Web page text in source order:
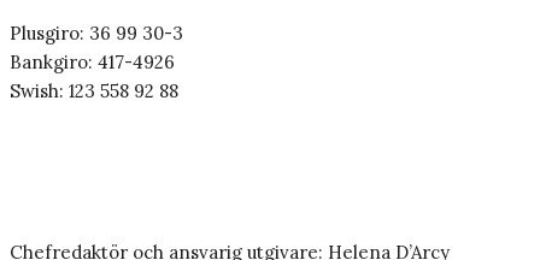
Plusgiro: 36 99 30-3
Bankgiro: 417-4926
Swish: 123 558 92 88
Chefredaktör och ansvarig utgivare: Helena D’Arcy